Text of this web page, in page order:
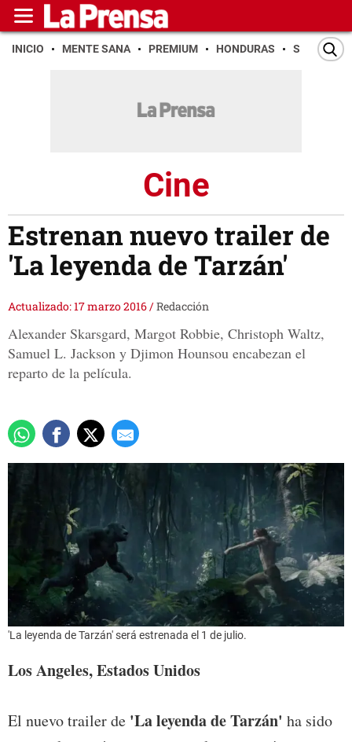
INICIO MENTE SANA PREMIUM HONDURAS SAN PEDRO
Cine
Estrenan nuevo trailer de
'La leyenda de Tarzán'
Actualizado: 17 marzo 2016/Redacción
Alexander Skarsgard, Margot Robbie, Christoph Waltz,
Samuel L. Jackson y Djimon Hounsou encabezan el
reparto de la película.
'La leyenda de Tarzán' será estrenada el 1 de julio.
Los Angeles, Estados Unidos
El nuevo trailer de 'La leyenda de Tarzán' ha sido